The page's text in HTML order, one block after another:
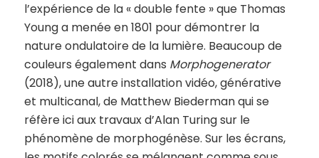
l’expérience de la « double fente » que Thomas
Young a menée en 1801 pour démontrer la
nature ondulatoire de la lumière. Beaucoup de
couleurs également dans Morphogenerator
(2018), une autre installation vidéo, générative
et multicanal, de Matthew Biederman qui se
réfère ici aux travaux d’Alan Turing sur le
phénomène de morphogénèse. Sur les écrans,